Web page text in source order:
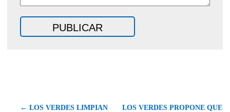
← LOS VERDES LIMPIAN LOS VERDES PROPONE QUE